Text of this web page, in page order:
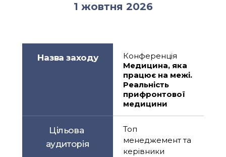
1 жовтня 2026
Назва заходу
Конференція
Медицина, яка
працює на межі.
Реальність
прифронтової
медицини
Цільова
аудиторія
Топ
менеджемент та
керівники